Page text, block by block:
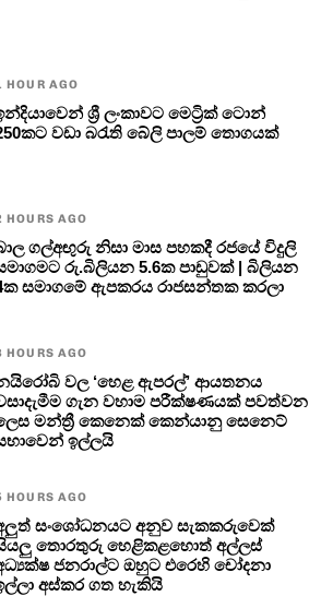
HOUR AGO
ශ්‍රී ලංකාවට මෙට්‍රික් ටොන්
වඩා බරැති බේලි පාලම් තොගයක්
HOURS AGO
ගල්අඟුරු නිසා මාස පහකදී රජයේ විදුලි
රු.බිලියන 5.6ක පාඩුවක් | බිලියන
සමාගමේ ඇපකරය රාජසන්තක කරලා
HOURS AGO
වල ‘හෙළ ඇපරල්’ ආයතනය
ගැන වහාම පරීක්ෂණයක් පවත්වන
මන්ත්‍රී කෙනෙක් කෙන්යානු සෙනෙට්
ඉල්ලයි
HOURS AGO
සංශෝධනයට අනුව සැකකරුවෙක්
තොරතුරු හෙළිකළහොත් අල්ලස්
ජනරාල්ට ඔහුට එරෙහි චෝදනා
අස්කර ගත හැකියි